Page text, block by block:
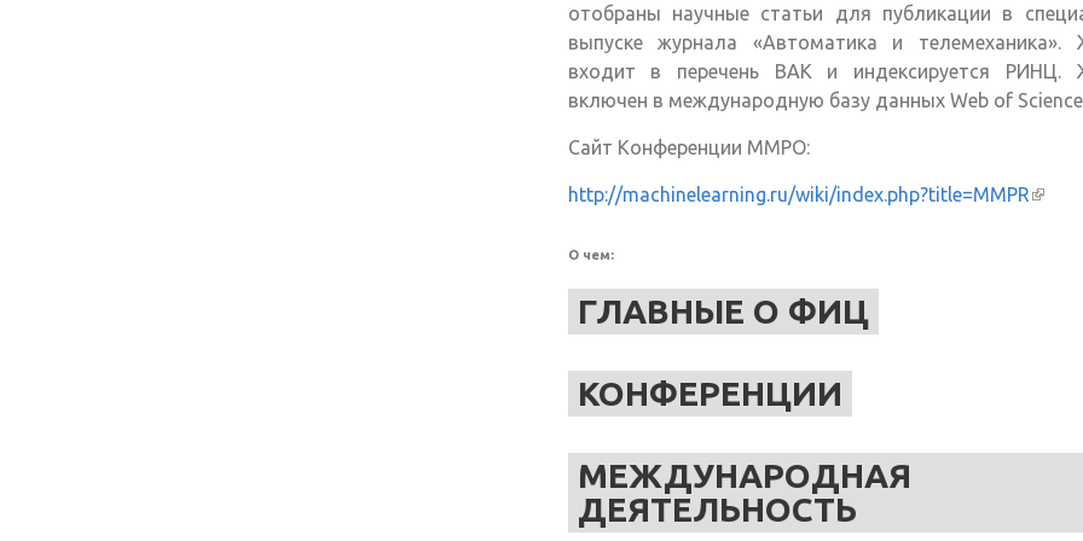
отобраны научные статьи для публикации в
выпуске журнала «Автоматика и телемеханика».
входит в перечень ВАК и индексируется РИНЦ.
включен в международную базу данных Web of
Сайт Конференции ММРО:
http://machinelearning.ru/wiki/index.php?title=MMPR
О чем:
ГЛАВНЫЕ О ФИЦ
КОНФЕРЕНЦИИ
МЕЖДУНАРОДНАЯ
ДЕЯТЕЛЬНОСТЬ